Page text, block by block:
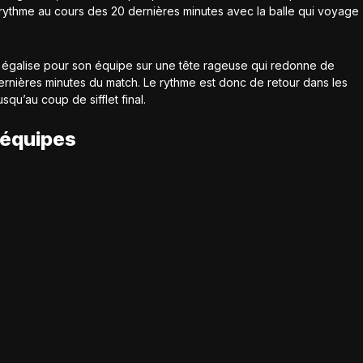
au cours des 20 dernières minutes avec la balle qui voyage
pour son équipe sur une tête rageuse qui redonne de
minutes du match. Le rythme est donc de retour dans les
coup de sifflet final.